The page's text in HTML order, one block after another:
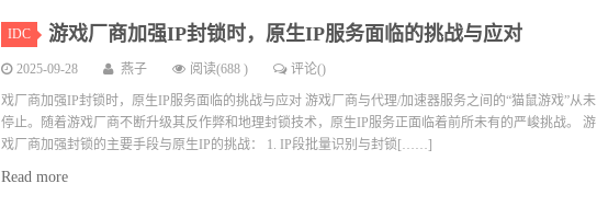
IDC 游戏厂商加强IP封锁时，原生IP服务面临的挑战与应对
2025-09-28 燕子 阅读(688 ) 评论()
戏厂商加强IP封锁时，原生IP服务面临的挑战与应对 游戏厂商与代理/加速器服务之间的“猫鼠游戏”从未
停止。随着游戏厂商不断升级其反作弊和地理封锁技术，原生IP服务正面临着前所未有的严峻挑战。 游
戏厂商加强封锁的主要手段与原生IP的挑战： 1. IP段批量识别与封锁[……]
Read more